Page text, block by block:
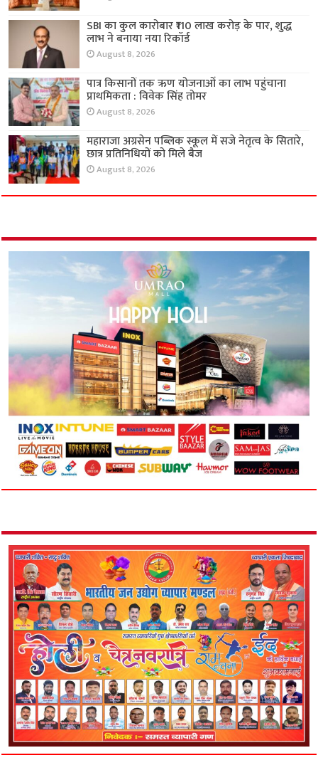
SBI का कुल कारोबार ₹110 लाख करोड़ के पार, शुद्ध
लाभ ने बनाया नया रिकॉर्ड
August 8, 2026
पात्र किसानों तक ऋण योजनाओं का लाभ पहुंचाना
प्राथमिकता : विवेक सिंह तोमर
August 8, 2026
महाराजा अग्रसेन पब्लिक स्कूल में सजे नेतृत्व के सितारे,
छात्र प्रतिनिधियों को मिले बैज
August 8, 2026